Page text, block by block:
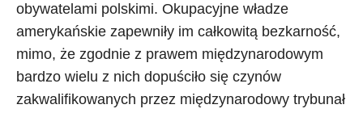
obywatelami polskimi. Okupacyjne władze
amerykańskie zapewniły im całkowitą bezkarność,
mimo, że zgodnie z prawem międzynarodowym
bardzo wielu z nich dopuściło się czynów
zakwalifikowanych przez międzynarodowy trybunał